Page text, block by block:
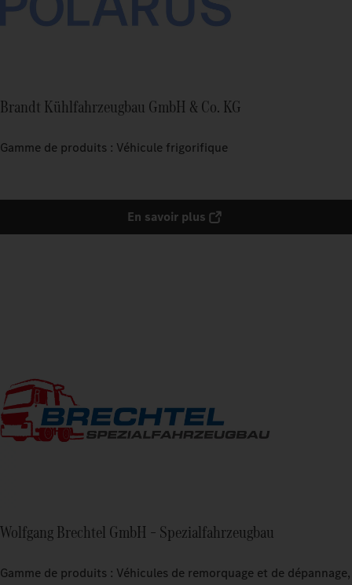
Brandt Kühlfahrzeugbau GmbH & Co. KG
Gamme de produits : Véhicule frigorifique
En savoir plus
Wolfgang Brechtel GmbH – Spezialfahrzeugbau
Gamme de produits : Véhicules de remorquage et de dépannage,